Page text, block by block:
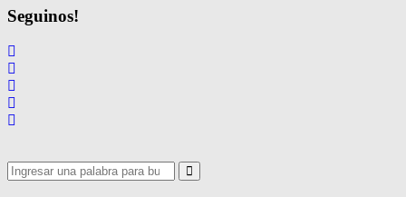
de
entradas
Seguinos!
Search
for:
Search